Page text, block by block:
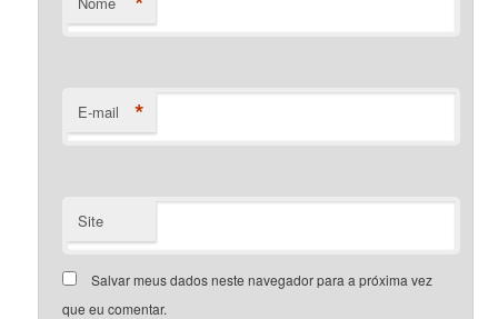
E-mail *
Site
Salvar meus dados neste navegador para a próxima vez
que eu comentar.